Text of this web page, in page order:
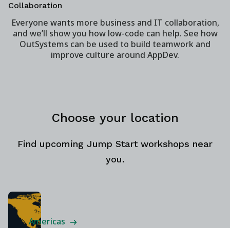
Collaboration
Everyone wants more business and IT collaboration,
and we’ll show you how low-code can help. See how
OutSystems can be used to build teamwork and
improve culture around AppDev.
Choose your location
Find upcoming Jump Start workshops near
you.
Americas